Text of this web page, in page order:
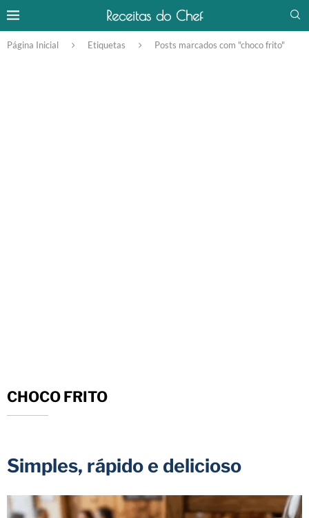
Receitas do Chef
Página Inicial Etiquetas Posts marcados com "choco frito"
CHOCO FRITO
Simples, rápido e delicioso